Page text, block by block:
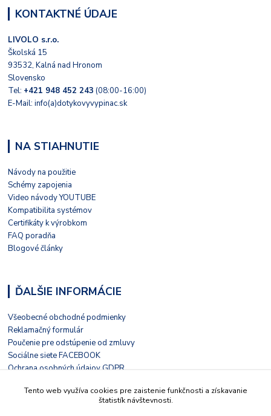
KONTAKTNÉ ÚDAJE
LIVOLO s.r.o.
Školská 15
93532, Kalná nad Hronom
Slovensko
Tel: +421 948 452 243 (08:00-16:00)
E-Mail: info(a)dotykovyvypinac.sk
NA STIAHNUTIE
Návody na použitie
Schémy zapojenia
Video návody YOUTUBE
Kompatibilita systémov
Certifikáty k výrobkom
FAQ poradňa
Blogové články
ĎALŠIE INFORMÁCIE
Všeobecné obchodné podmienky
Reklamačný formulár
Poučenie pre odstúpenie od zmluvy
Sociálne siete FACEBOOK
Ochrana osobných údajov GDPR
Kontaktný formulár
Tento web využíva cookies pre zaistenie funkčnosti a získavanie
štatistík návštevnosti.